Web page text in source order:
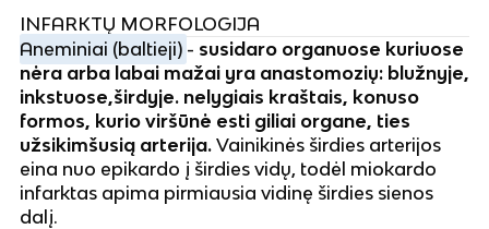
INFARKTŲ MORFOLOGIJA
Aneminiai (baltieji) - susidaro organuose kuriuose
nėra arba labai mažai yra anastomozių: blužnyje,
inkstuose,širdyje. nelygiais kraštais, konuso
formos, kurio viršūnė esti giliai organe, ties
užsikimšusią arterija. Vainikinės širdies arterijos
eina nuo epikardo į širdies vidų, todėl miokardo
infarktas apima pirmiausia vidinę širdies sienos
dalį.